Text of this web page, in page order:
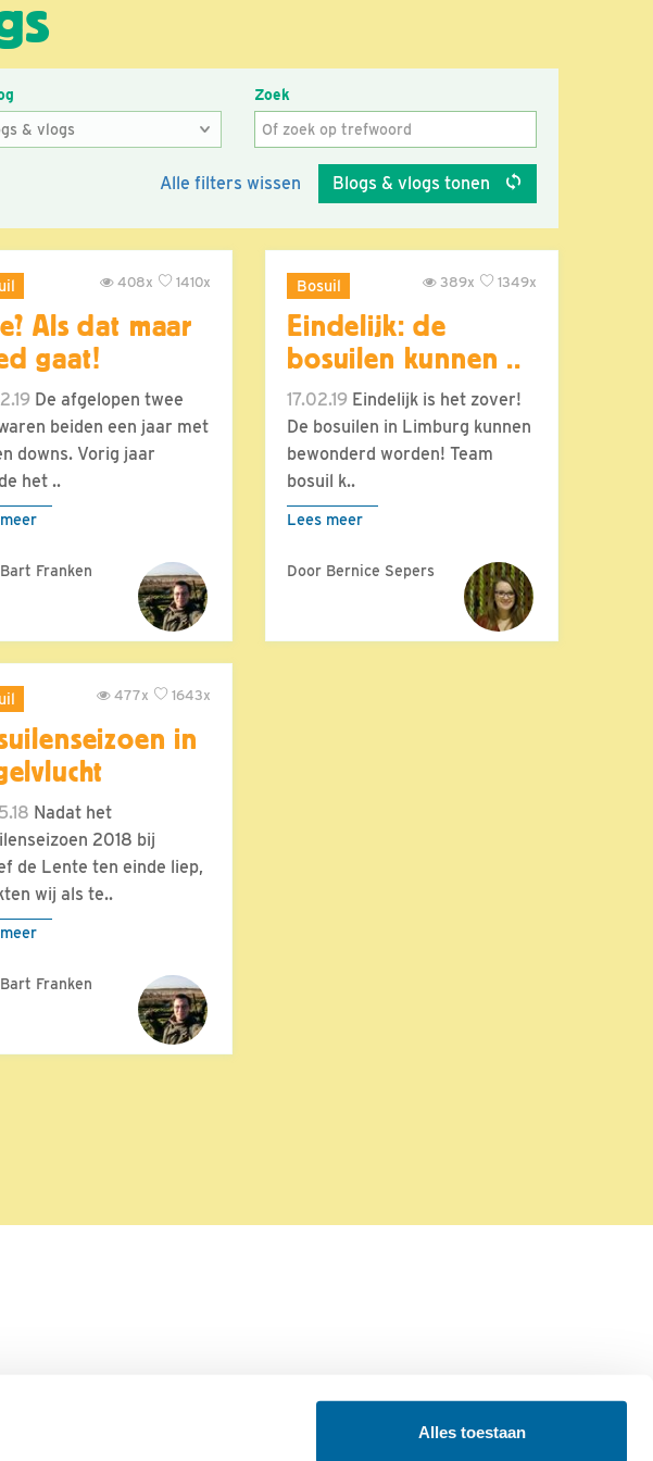
Alles toestaan
Zoek
Alle filters wissen Blogs & vlogs tonen
1410x
408x
Als dat maar
gaat!
De afgelopen twee
beiden een jaar met
downs. Vorig jaar
het ..
Franken
Bosuil 1349x
389x
Eindelijk: de
bosuilen kunnen ..
17.02.19 Eindelijk is het zover!
De bosuilen in Limburg kunnen
bewonderd worden! Team
bosuil k..
Lees meer
Door Bernice Sepers
1643x
477x
in
Nadat het
2018 bij
de Lente ten einde liep,
wij als te..
Franken